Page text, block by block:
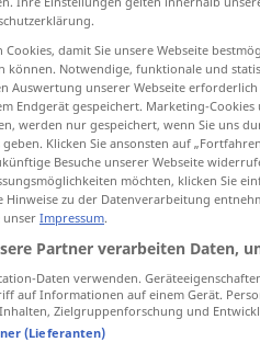
Cookies, damit Sie unsere Webseite
können. Notwendige, funktionale und
Auswertung unserer Webseite
Endgerät gespeichert. Marketing-
werden nur gespeichert, wenn Sie uns
geben. Klicken Sie ansonsten auf
Besuche unserer Webseite
möchten, klicken Sie
Hinweise zu der Datenverarbeitung
unser Impressum.
Partner verarbeiten Daten,
Daten verwenden.
auf Informationen auf einem Gerät.
Zielgruppenforschung und
(Lieferanten)